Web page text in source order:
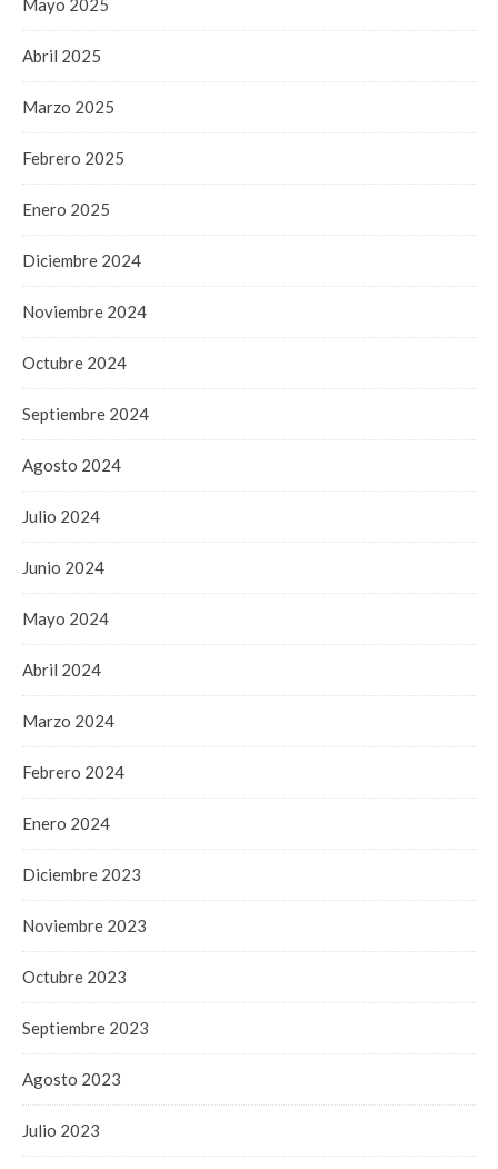
Mayo 2025
Abril 2025
Marzo 2025
Febrero 2025
Enero 2025
Diciembre 2024
Noviembre 2024
Octubre 2024
Septiembre 2024
Agosto 2024
Julio 2024
Junio 2024
Mayo 2024
Abril 2024
Marzo 2024
Febrero 2024
Enero 2024
Diciembre 2023
Noviembre 2023
Octubre 2023
Septiembre 2023
Agosto 2023
Julio 2023